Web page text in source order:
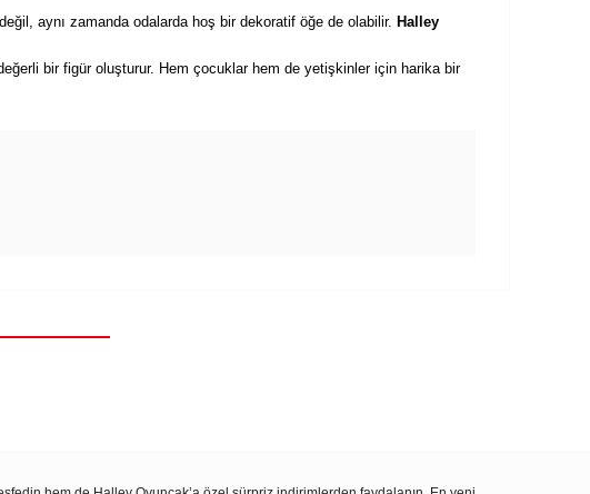
aynı zamanda odalarda hoş bir dekoratif öğe de olabilir. Halley
bir figür oluşturur. Hem çocuklar hem de yetişkinler için harika bir